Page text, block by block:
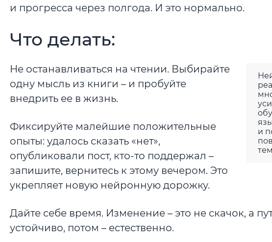
и прогресса через полгода. И это нормально.
Что делать:
и
Не останавливаться на чтении. Выбирайте
одну мысль из книги – и пробуйте
внедрить ее в жизнь.
Фиксируйте малейшие положительные
опыты: удалось сказать «нет»,
опубликовали пост, кто-то поддержал –
запишите, вернитесь к этому вечером. Это
укрепляет новую нейронную дорожку.
Дайте себе время. Изменение – это не скачок, а
устойчиво, потом – естественно.